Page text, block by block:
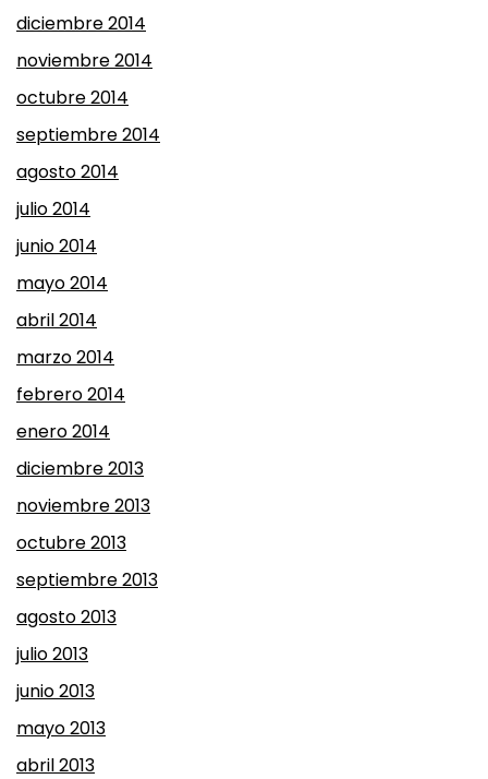
diciembre 2014
noviembre 2014
octubre 2014
septiembre 2014
agosto 2014
julio 2014
junio 2014
mayo 2014
abril 2014
marzo 2014
febrero 2014
enero 2014
diciembre 2013
noviembre 2013
octubre 2013
septiembre 2013
agosto 2013
julio 2013
junio 2013
mayo 2013
abril 2013